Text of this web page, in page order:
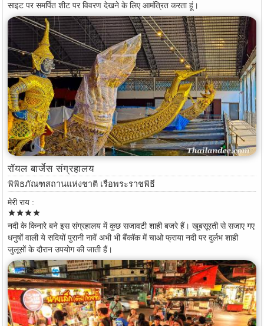
साइट पर समर्पित शीट पर विवरण देखने के लिए आमंत्रित करता हूं।
रॉयल बार्जेस संग्रहालय
พิพิธภัณฑสถานแห่งชาติ เรือพระราชพิธี
मेरी राय :
starstarstarstar
नदी के किनारे बने इस संग्रहालय में कुछ सजावटी शाही बजरे हैं। खूबसूरती से सजाए गए
धनुषों वाली ये सदियों पुरानी नावें अभी भी बैंकॉक में चाओ फ्राया नदी पर दुर्लभ शाही
जुलूसों के दौरान उपयोग की जाती हैं।